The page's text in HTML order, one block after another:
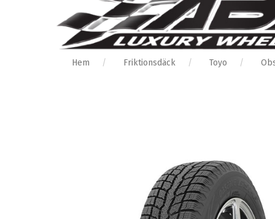
Hem Friktionsdäck Toyo